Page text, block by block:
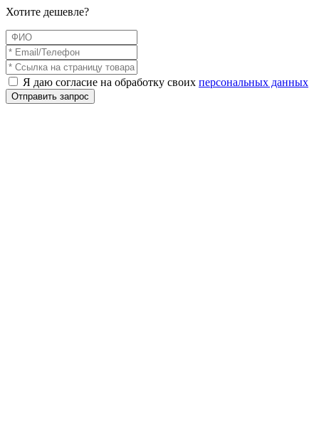
Хотите дешевле?
Я даю согласие на обработку своих персональных данных